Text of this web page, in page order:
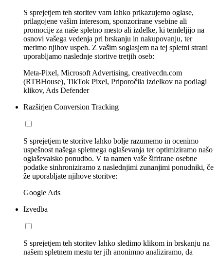
S sprejetjem teh storitev vam lahko prikazujemo oglase,
prilagojene vašim interesom, sponzorirane vsebine ali
promocije za naše spletno mesto ali izdelke, ki temleljijo na
osnovi vašega vedenja pri brskanju in nakupovanju, ter
merimo njihov uspeh. Z vašim soglasjem na tej spletni strani
uporabljamo naslednje storitve tretjih oseb:
Meta-Pixel, Microsoft Advertising, creativecdn.com
(RTBHouse), TikTok Pixel, Priporočila izdelkov na podlagi
klikov, Ads Defender
Razširjen Conversion Tracking
S sprejetjem te storitve lahko bolje razumemo in ocenimo
uspešnost našega spletnega oglaševanja ter optimiziramo našo
oglaševalsko ponudbo. V ta namen vaše šifrirane osebne
podatke sinhroniziramo z naslednjimi zunanjimi ponudniki, če
že uporabljate njihove storitve:
Google Ads
Izvedba
S sprejetjem teh storitev lahko sledimo klikom in brskanju na
našem spletnem mestu ter jih anonimno analiziramo, da